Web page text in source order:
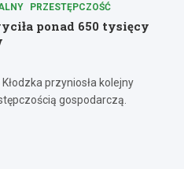
PRZESTĘPCZOŚĆ
ponad 650 tysięcy
przyniosła kolejny
gospodarczą.